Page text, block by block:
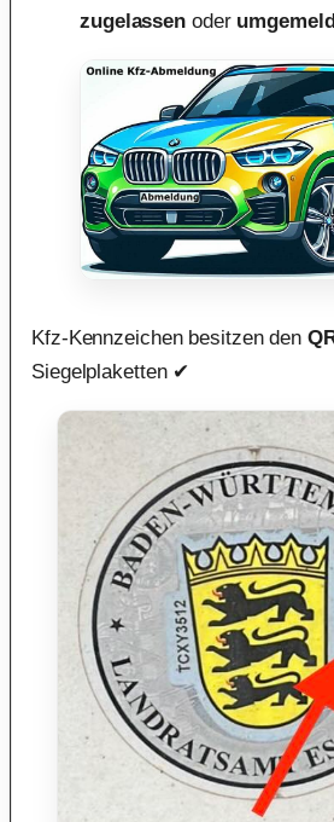
zugelassen oder
Kfz-Kennzeichen besitzen den
Siegelplaketten ✔︎